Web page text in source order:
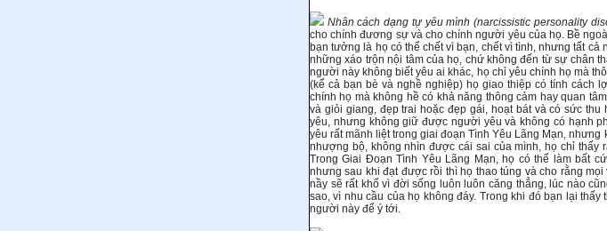
Nhân cách dạng tự yêu mình (narcissistic personality
cho chính đương sự và cho chính người yêu của họ. Bề
bạn tưởng là họ có thể chết vì bạn, chết vì tình, nhưng tất
những xáo trộn nội tâm của họ, chứ không đến từ sự chân
người này không biết yêu ai khác, họ chỉ yêu chính họ mà
(kể cả bạn bè và nghề nghiệp) họ giao thiệp có tính cách
chính họ mà không hề có khả năng thông cảm hay quan
và giỏi giang, đẹp trai hoặc đẹp gái, hoạt bát và có sức
yêu, nhưng không giữ được người yêu và không có hạnh
yêu rất mãnh liệt trong giai đoạn Tình Yêu Lãng Mạn,
nhượng bộ, không nhìn được cái sai của mình, họ chỉ
Trong Giai Ðoạn Tình Yêu Lãng Mạn, họ có thể làm bất
nhưng sau khi đạt được rồi thì họ thao túng và cho rằng
nầy sẽ rất khổ vì đời sống luôn luôn căng thẳng, lúc nào
sao, vì nhu cầu của họ không đáy. Trong khi đó bạn lại
người này để ý tới.